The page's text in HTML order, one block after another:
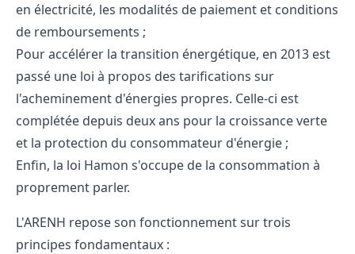
en électricité, les modalités de paiement et conditions
de remboursements ;
Pour accélérer la transition énergétique, en 2013 est
passé une loi à propos des tarifications sur
l'acheminement d'énergies propres. Celle-ci est
complétée depuis deux ans pour la croissance verte
et la protection du consommateur d'énergie ;
Enfin, la loi Hamon s'occupe de la consommation à
proprement parler.
L'ARENH repose son fonctionnement sur trois
principes fondamentaux :